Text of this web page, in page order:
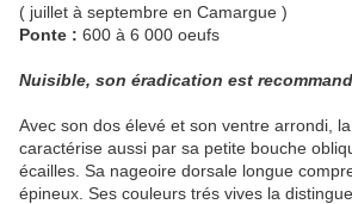
( juillet à septembre en Camargue )
Ponte : 600 à 6 000 oeufs
Nuisible, son éradication est
Avec son dos élevé et son ventre arrondi, la
caractérise aussi par sa petite bouche
écailles. Sa nageoire dorsale longue
épineux. Ses couleurs trés vives la